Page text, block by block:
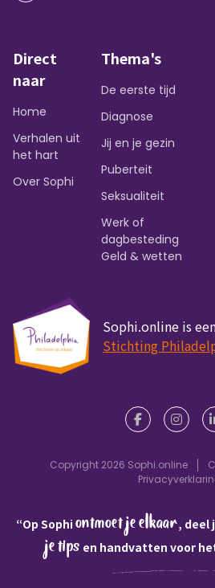
Direct
naar
Home
Verhalen uit
het hart
Over Sophi
Thema's
De eerste tijd
Diagnose
Jij en je gezin
Puberteit
Seksualiteit
Werk of
dagbesteding
Geld & wetten
Sophi.online is
Stichting
Copyright 2026 Sophi.online
“Op Sophiontmoet je elkaar, deel
je tips en handvatten voor